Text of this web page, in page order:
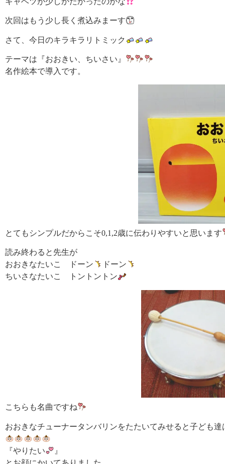
次回はもう少し長く煮込みまーす
さて、今日のキラキラリトミック
テーマは『おおきい、ちいさい』
名作絵本で導入です。
とてもシンプルだからこそ0,1,2歳に伝わりやすいと思います
読み終わると先生が
おおきなたいこ ドーン
ドーン
ちいさなたいこ トントントン
こちらも名曲ですね
おおきなチューナータンバリンをたたいてみせると子ども達
『やりたい
』